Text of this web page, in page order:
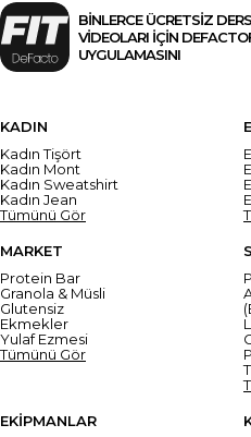
BİNLERCE ÜCRETSİZ
VİDEOLARI İÇİN
UYGULAMASINI
KADIN
Kadın Tişört
Kadın Mont
Kadın Sweatshirt
Kadın Jean
Tümünü Gör
MARKET
Protein Bar
Granola & Müsli
Glutensiz
Ekmekler
Yulaf Ezmesi
Tümünü Gör
EKİPMANLAR